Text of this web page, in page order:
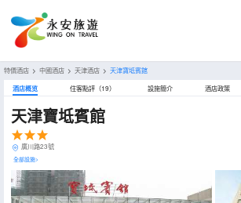
特價酒店 > 中國酒店 > 天津酒店 > 天津寶坻賓館
酒店概览 住客點評（19） 設施簡介 酒店政策
天津寶坻賓館
廣川路23號
全部設施>